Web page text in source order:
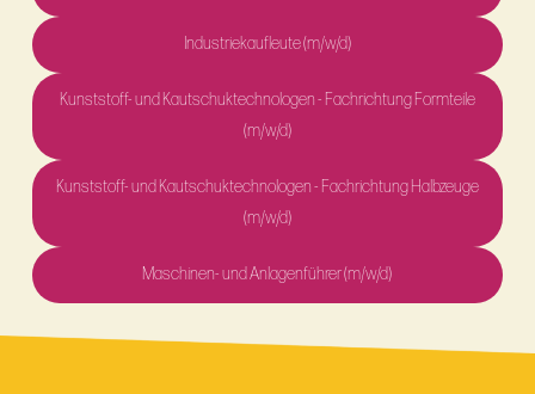
Industriekaufleute (m/w/d)
Kunststoff- und Kautschuktechnologen - Fachrichtung Formteile
(m/w/d)
Kunststoff- und Kautschuktechnologen - Fachrichtung Halbzeuge
(m/w/d)
Maschinen- und Anlagenführer (m/w/d)